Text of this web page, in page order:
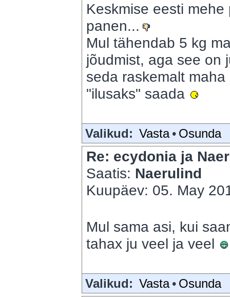
Keskmise eesti
panen...
Mul tähendab 5 kg
jõudmist, aga see on
seda raskemalt
"ilusaks" saada
Valikud: Vasta • Osunda
Re: ecydonia ja
Saatis: Naerulind
Kuupäev: 05. May
Mul sama asi, kui
tahax ju veel ja veel
Valikud: Vasta • Osunda